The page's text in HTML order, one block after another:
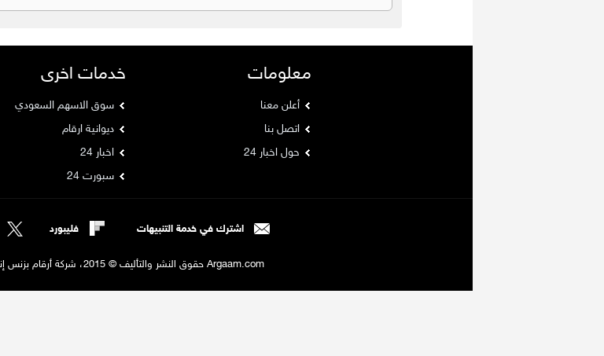
معلومات
أعلن معنا
اتصل بنا
حول اخبار 24
خدمات اخرى
سوق الاسهم السعودي
ديوانية ارقام
اخبار 24
سبورت 24
فليبورد اشترك في خدمة التنبيهات
Argaam.com حقوق النشر والتأليف © 2015، شركة أرقام بزنس إنفو , جميع الحقوق محفوظة